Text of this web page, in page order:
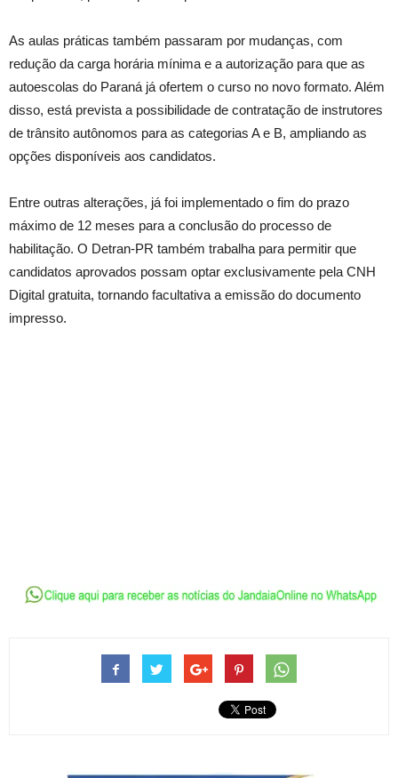
As aulas práticas também passaram por mudanças, com
redução da carga horária mínima e a autorização para que as
autoescolas do Paraná já ofertem o curso no novo formato. Além
disso, está prevista a possibilidade de contratação de instrutores
de trânsito autônomos para as categorias A e B, ampliando as
opções disponíveis aos candidatos.
Entre outras alterações, já foi implementado o fim do prazo
máximo de 12 meses para a conclusão do processo de
habilitação. O Detran-PR também trabalha para permitir que
candidatos aprovados possam optar exclusivamente pela CNH
Digital gratuita, tornando facultativa a emissão do documento
impresso.